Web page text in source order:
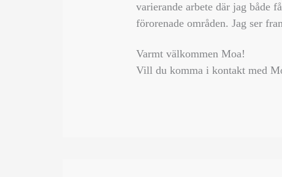
varierande arbete där jag både
förorenade områden. Jag ser
Varmt välkommen Moa!
Vill du komma i kontakt med